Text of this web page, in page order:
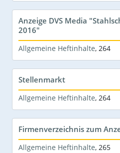
Anzeige DVS Media
2016"
Allgemeine Heftinhalte, 264
Stellenmarkt
Allgemeine Heftinhalte, 264
Firmenverzeichnis zum
Allgemeine Heftinhalte, 265